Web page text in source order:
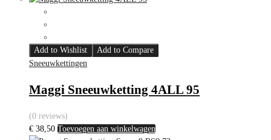
Add to Wishlist
Add to Compare
Sneeuwkettingen
Maggi Sneeuwketting 4ALL 95
(0 reviews)
€ 38,50 Toevoegen aan winkelwagen